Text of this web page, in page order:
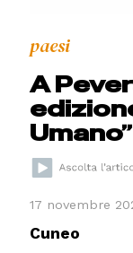
paesi
A
Umano”
17 novembre
Cuneo